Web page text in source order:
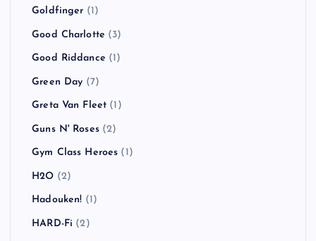
Goldfinger (1)
Good Charlotte (3)
Good Riddance (1)
Green Day (7)
Greta Van Fleet (1)
Guns N' Roses(2)
Gym Class Heroes (1)
H2O (2)
Hadouken! (1)
HARD-Fi (2)